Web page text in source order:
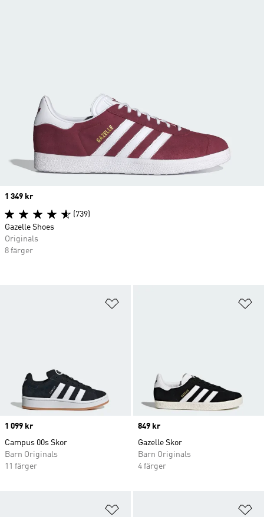
Price
1 099 kr
Campus 00s Skor
Barn Originals
11 färger
Price
849 kr
Gazelle Skor
Barn Originals
4 färger
Price
1 349 kr
(739)
Gazelle Shoes
Originals
8 färger